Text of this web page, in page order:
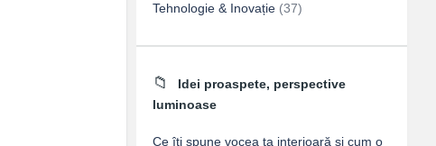
Tehnologie & Inovație (37)
Idei proaspete, perspective
luminoase
Ce îți spune vocea ta interioară și cum o